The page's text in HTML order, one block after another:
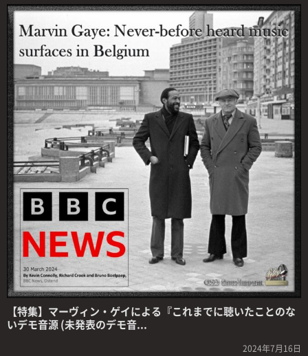
【特集】マーヴィン・ゲイによる『これまでに聴いたことのな
いデモ音源 (未発表のデモ音...
2024年7月16日